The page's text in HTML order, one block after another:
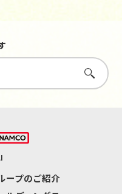
さがす
ープのご紹介